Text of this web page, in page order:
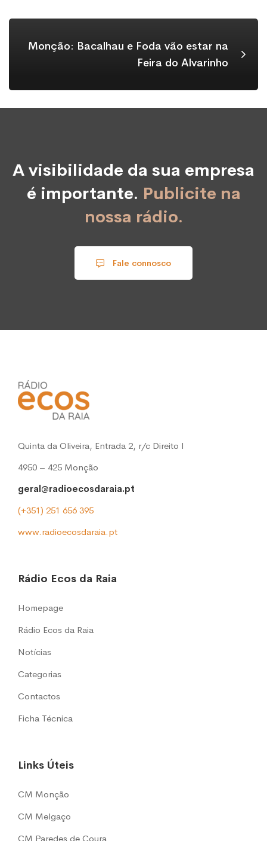
Monção: Bacalhau e Foda vão estar na
Feira do Alvarinho
A visibilidade da sua empresa
é importante. Publicite na
nossa rádio.
Fale connosco
Quinta da Oliveira, Entrada 2, r/c Direito l
4950 – 425 Monção
geral@radioecosdaraia.pt
(+351) 251 656 395
www.radioecosdaraia.pt
Rádio Ecos da Raia
Homepage
Rádio Ecos da Raia
Notícias
Categorias
Contactos
Ficha Técnica
Links Úteis
CM Monção
CM Melgaço
CM Paredes de Coura